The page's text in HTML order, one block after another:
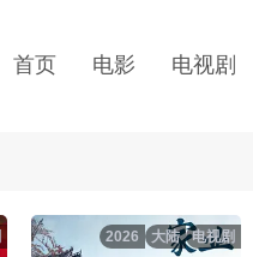
首页 电影 电视剧
电视剧
大陆
2026